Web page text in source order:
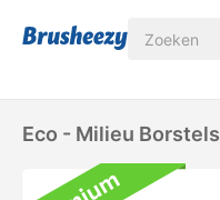
Eco - Milieu Borstels